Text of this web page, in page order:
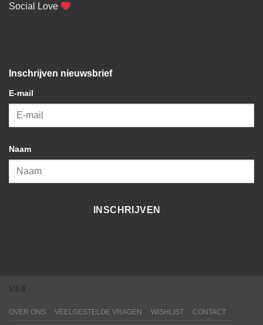
Social Love
Inschrijven nieuwsbrief
E-mail
Naam
INSCHRIJVEN
V3.4
OVER ONS VEELGESTELDE VRAGEN WISHLIST CONTACT